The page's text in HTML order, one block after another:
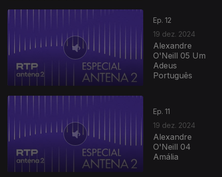
Ep. 12
19 dez. 2024
Alexandre
O'Neill 05 Um
Adeus
Português
Ep. 11
19 dez. 2024
Alexandre
O'Neill 04
Amália